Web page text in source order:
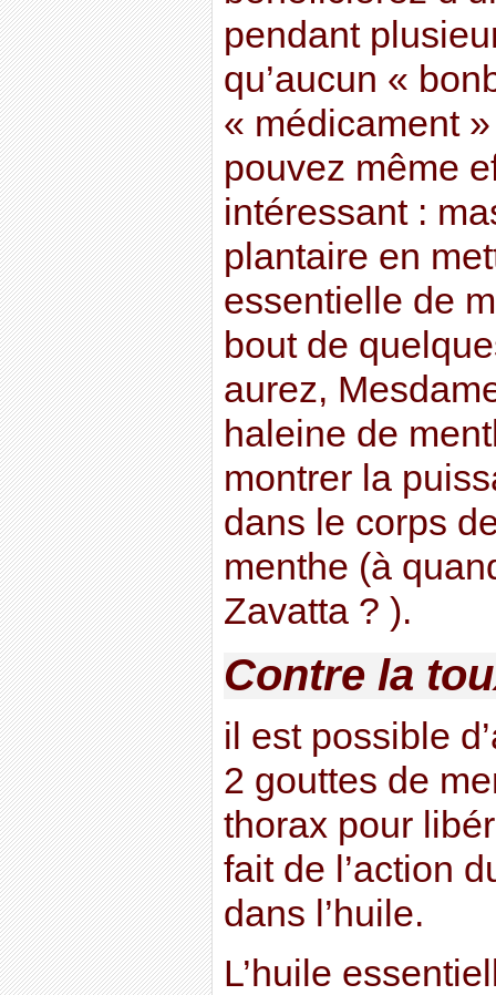
pendant
qu’aucun «
« médicament
pouvez même
intéressant :
plantaire en
essentielle de
bout de
aurez,
haleine de
montrer la
dans le corps
menthe (à
Zavatta ? ).
Contre la
il est possible
2 gouttes de
thorax pour
fait de l’action
dans l’huile.
L’huile